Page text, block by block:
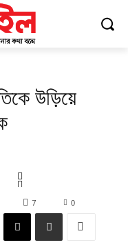
উড়িয়ে
0
7